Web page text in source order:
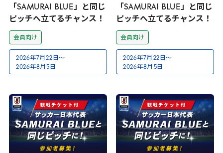
「 SAMURAI BLUE」と同じ
ピッチへ立てるチャンス！
会員向け
2026年7月 22 日～
2026年8月 5 日
「 SAMURAI BLUE」と同じ
ピッチへ立てるチャンス！
会員向け
2026年7月 22 日～
2026年8月 5 日